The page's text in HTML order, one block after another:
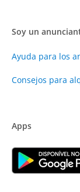
Soy un
Ayuda para los
Consejos para
Apps